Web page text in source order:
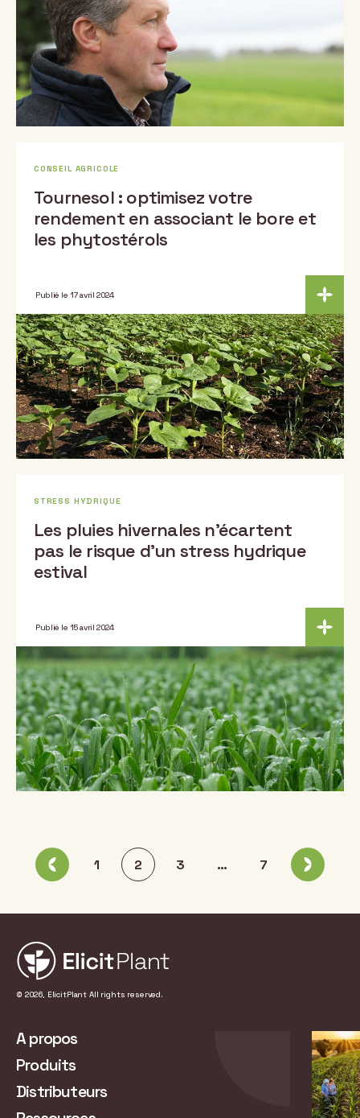
CONSEIL AGRICOLE
Tournesol : optimisez votre
rendement en associant le bore et
les phytostérols
Publié le 17 avril 2024
STRESS HYDRIQUE
Les pluies hivernales n’écartent
pas le risque d’un stress hydrique
estival
Publié le 15 avril 2024
Pagination
des
publications
1 2 3 … 7
© 2026, ElicitPlant All rights reserved.
A propos
Produits
Distributeurs